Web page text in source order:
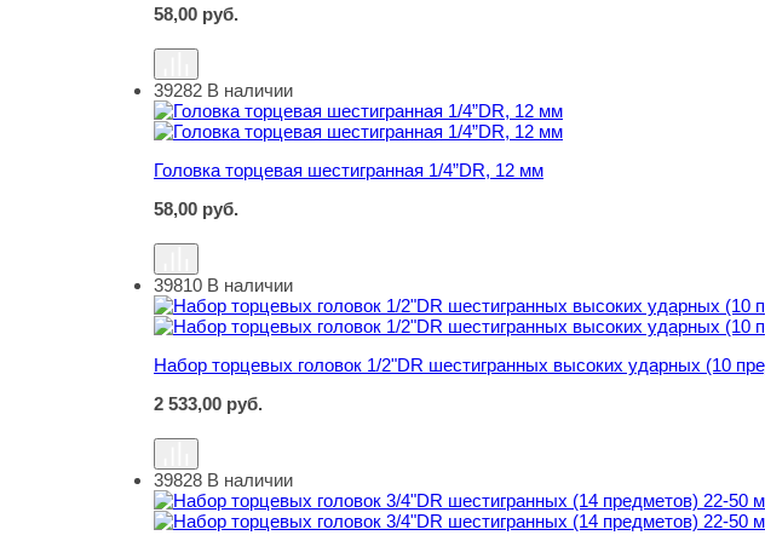
58,00 руб.
Головка торцевая шестигранная 1/4”DR, 12 мм
39282 В наличии
Головка торцевая шестигранная 1/4”DR, 12 мм
58,00 руб.
Набор торцевых головок 1/2"DR шестигранных высоких ударных (10
39810 В наличии
Набор торцевых головок 1/2"DR шестигранных высоких ударных (10
2 533,00 руб.
Набор торцевых головок 3/4"DR шестигранных (14 предметов) 22-50 мм
39828 В наличии